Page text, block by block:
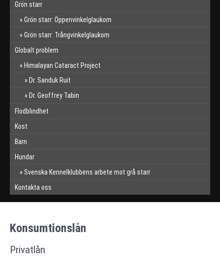
Grön starr
Grön starr: Öppenvinkelglaukom
Grön starr: Trångvinkelglaukom
Globalt problem
Himalayan Cataract Project
Dr. Sanduk Ruit
Dr. Geoffrey Tabin
Flodblindhet
Kost
Barn
Hundar
Svenska Kennelklubbens arbete mot grå starr
Kontakta oss
Konsumtionslån
Privatlån